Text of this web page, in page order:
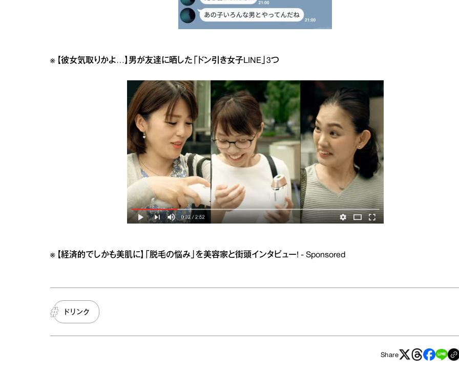
※ 【彼女気取りかよ…】男が友達に晒した「ドン引き女子LINE」3つ
※ 【経済的でしかも美肌に】「脱毛の悩み」を美容家と街頭インタビュー! - Sponsored
ドリンク
Share